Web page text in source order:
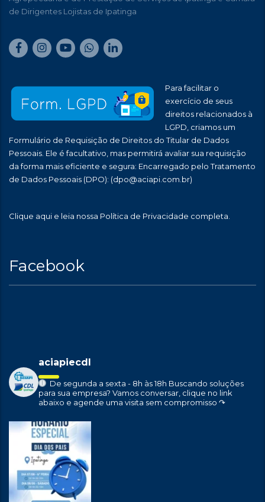
de Dirigentes Lojistas de Ipatinga
Para facilitar o
exercício de seus
direitos relacionados à
LGPD, criamos um
Formulário de Requisição de Direitos do Titular de Dados
Pessoais. Ele é facultativo, mas permitirá avaliar sua requisição
da forma mais eficiente e segura: Encarregado pelo Tratamento
de Dados Pessoais (DPO): (dpo@aciapi.com.br)
Clique aqui e leia nossa Política de Privacidade completa.
Facebook
aciapiecdl
De segunda a sexta - 8h às 18h Buscando soluções
para sua empresa? Vamos conversar, clique no link
abaixo e agende uma visita sem compromisso ↷